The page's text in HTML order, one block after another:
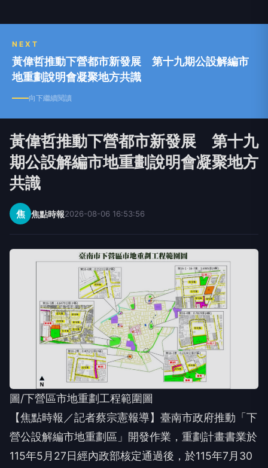
NEXT
黃偉哲推動下營都市新發展 第十九期公設解編市
地重劃說明會凝聚地方共識
向下繼續閱讀
黃偉哲推動下營都市新發展 第十九
期公設解編市地重劃說明會凝聚地方
共識
焦 焦點時報2026-08-06 16:53:56
圖/下營區市地重劃工程範圍圖
【焦點時報／記者蔡宗憲報導】臺南市政府推動「下
營公設解編市地重劃區」開發作業，重劃計畫書業於
115年5月27日經內政部核定通過後，於115年7月30